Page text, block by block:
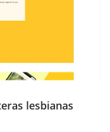
lesbianas